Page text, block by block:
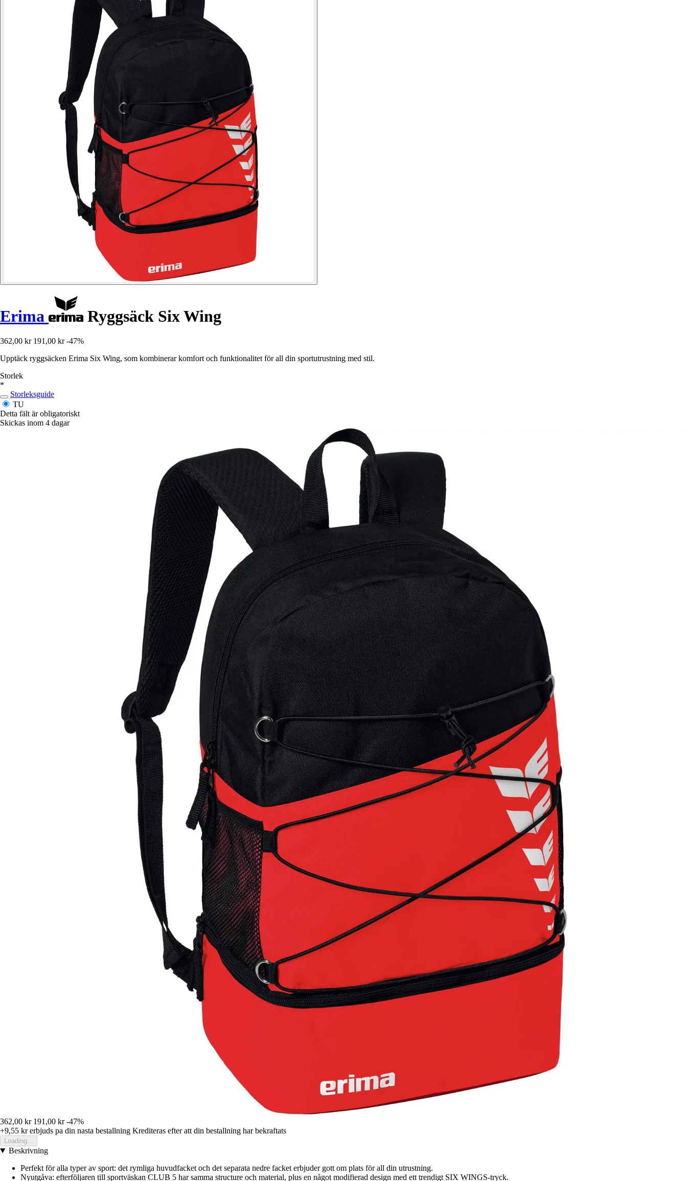
Erima Ryggsäck Six Wing
362,00 kr 191,00 kr -47%
Upptäck ryggsäcken Erima Six Wing, som kombinerar komfort och funktionalitet för all din sportutrustning med stil.
Storlek
*
Storleksguide
TU
Detta fält är obligatoriskt
Skickas inom 4 dagar
362,00 kr 191,00 kr -47%
+9,55 krerbjuds pa din nasta bestallning Krediteras efter att din bestallning har bekraftats
Loading...
Beskrivning
Perfekt för alla typer av sport: det rymliga huvudfacket och det separata nedre facket erbjuder gott om plats för all din utrustning.
Nyutgåva: efterföljaren till sportväskan CLUB 5 har samma structure och material, plus en något modifierad design med ett trendigt SIX WINGS-tryck.